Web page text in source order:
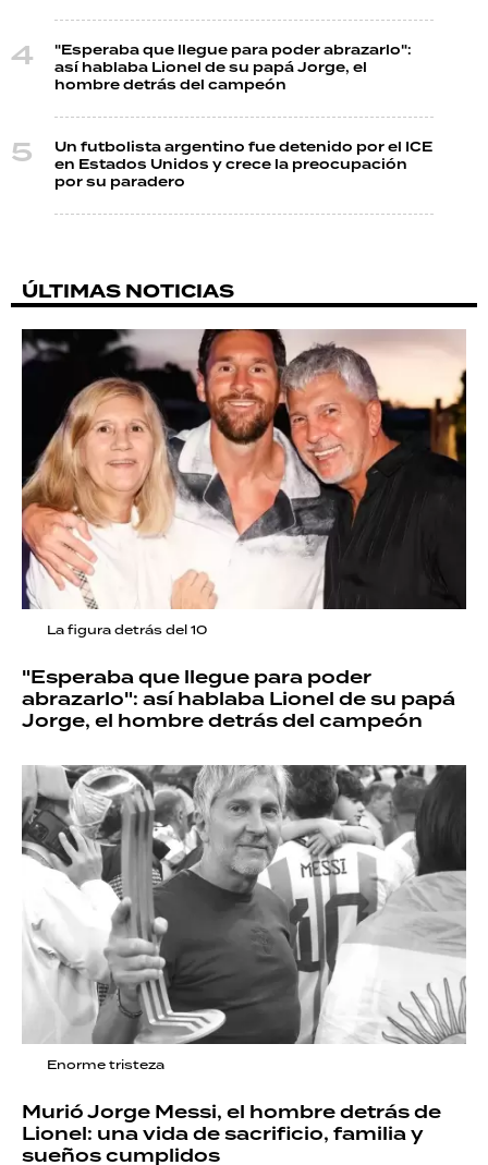
"Esperaba que llegue para poder abrazarlo":
así hablaba Lionel de su papá Jorge, el
hombre detrás del campeón
Un futbolista argentino fue detenido por el ICE
en Estados Unidos y crece la preocupación
por su paradero
ÚLTIMAS NOTICIAS
La figura detrás del 10
"Esperaba que llegue para poder
abrazarlo": así hablaba Lionel de su papá
Jorge, el hombre detrás del campeón
Enorme tristeza
Murió Jorge Messi, el hombre detrás de
Lionel: una vida de sacrificio, familia y
sueños cumplidos